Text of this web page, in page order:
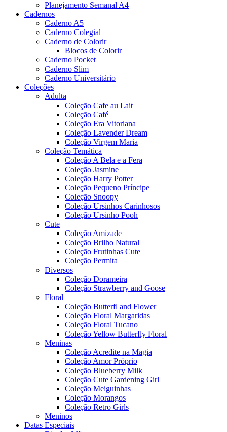
Planejamento Semanal A4
Cadernos
Caderno A5
Caderno Colegial
Caderno de Colorir
Blocos de Colorir
Caderno Pocket
Caderno Slim
Caderno Universitário
Coleções
Adulta
Coleção Cafe au Lait
Coleção Café
Coleção Era Vitoriana
Coleção Lavender Dream
Coleção Virgem Maria
Coleção Temática
Coleção A Bela e a Fera
Coleção Jasmine
Coleção Harry Potter
Coleção Pequeno Príncipe
Coleção Snoopy
Coleção Ursinhos Carinhosos
Coleção Ursinho Pooh
Cute
Coleção Amizade
Coleção Brilho Natural
Coleção Frutinhas Cute
Coleção Permita
Diversos
Coleção Dorameira
Coleção Strawberry and Goose
Floral
Coleção Butterfl and Flower
Coleção Floral Margaridas
Coleção Floral Tucano
Coleção Yellow Butterfly Floral
Meninas
Coleção Acredite na Magia
Coleção Amor Próprio
Coleção Blueberry Milk
Coleção Cute Gardening Girl
Coleção Meiguinhas
Coleção Morangos
Coleção Retro Girls
Meninos
Datas Especiais